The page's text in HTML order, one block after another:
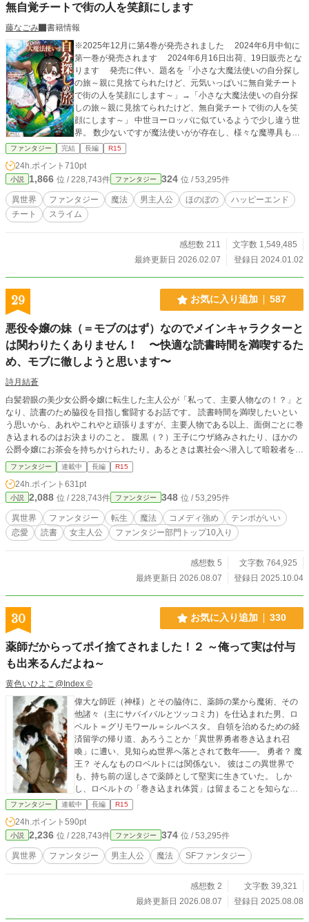
無自覚チートで街の人を笑顔にします
藤なごみ
書籍情報
※2025年12月に第4巻が発売されました 2024年6月中旬に
第一巻が発売されます 2024年6月16日出荷、19日販売とな
ります 発売に伴い、題名を「小さな大魔法使いの自分探し
の旅～親に見捨てられたけど、元気いっぱいに無自覚チート
で街の人を笑顔にします～」→「小さな大魔法使いの自分探
しの旅～親に見捨てられたけど、無自覚チートで街の人を笑
顔にします～」 中世ヨーロッパに似ているようで少し違う世
界。 数少ないですが魔法使いがが存在し、様々な魔導具も生
産され、人々の生活を支えています。 また、未開発の土地も
多く、数多くの冒険者が活動しています この世界のとある地
域では、シェルフィード王国とタターランド帝国という二つ
の国が争いを続けています 戦争を行る理由は様ながら長年戦
争をしては停戦を繰り返していて、今は辛うじて平和な時が
訪れています そんな世界の田舎で、男の子は産まれました 男
の子の両親は浪費家で、親の資産を一気に食いつぶしてしま
子を売ってしまいました 男の子は行商人に連れていかれなが
ら街道を進んでいくが、ここで行商人一行が盗賊に襲われま
分というものを探すものです 各地で出会う人との繋がりを通
にある魔法の力と向かいながら、色々な事を覚えていきます
カクヨム様と小説家になろう様にも投稿しております
ファンタジー 完結 長編 R15
24h.ポイント 710pt
小説 1,866 位 / 228,743件 ファンタジー 324 位 / 53,295件
異世界 ファンタジー 魔法 男主人公 ほのぼの
ハッピーエンド
チート
スライム
感想数 211
文字数 1,549,485
最終更新日 2026.02.07
登録日 2024.01.02
29 お気に入り追加 587
悪役令嬢の妹（＝モブのはず）なのでメインキャラクターと
は関わりたくありません！ 〜快適な読書時間を満喫するた
め、モブに徹しようと思います〜
詩月結蒼
白髪碧眼の美少女公爵令嬢に転生した主人公が「私って、主要人物なの！？」と
なり、読書のため脇役を目指し奮闘するお話です。 読書時間を満喫したいとい
う思いから、あれやこれやと頑張りますが、主要人物である以上、面倒ごとに巻
き込まれるのはお決まりのこと。 腹黒（？）王子にウザ絡みされたり、ほかの
公爵令嬢にお茶会を持ちかけられたり。あるときは裏社会へ潜入して暗殺者を従
者にし、またあるときは主要人物と婚約し……ん？ あれ？ 脇役目指してるの
に、いつのまにか逆方向に走ってる！？ ✳︎略称はあくモブです ✳︎毎週火曜日と
金曜日午前0時更新です。 ✳︎ファンタジー部門にて6位になりました。ありがと
うございます（2025年10月7日） ✳︎カクヨムでも公開しております →https://kak
uyomu.jp/works/16818093073927573146
ファンタジー 連載中 長編 R15
24h.ポイント 631pt
小説 2,088 位 / 228,743件 ファンタジー 348 位 / 53,295件
異世界 ファンタジー 転生 魔法 コメディ強め
テンポがいい
恋愛
読書 女主人公 ファンタジー部門トップ10入り
感想数 5
文字数 764,925
最終更新日 2026.08.07
登録日 2025.10.04
30 お気に入り追加 330
薬師だからってポイ捨てされました！２ ～俺って実は付与
も出来るんだよね～
黄色いひよこ@Index ©
偉大な師匠（神様）とその脇侍に、薬師の業から魔術、その
他諸々（主にサバイバルとツッコミ力）を仕込まれた男、ロ
ベルト＝グリモワール＝シルベスタ。 自領を治めるための経
済留学の帰り道、あろうことか「異世界勇者巻き込まれ召
喚」に遭い、見知らぬ世界へ落とされて数年――。 ​勇者？ 魔
王？ そんなものロベルトには関係ない。 彼はこの異世界で
も、持ち前の逞しさで薬師として堅実に生きていた。 ​しか
し、ロベルトの「巻き込まれ体質」は留まることを知らな
い。 ただでさえ災難が向こうから全力疾走してくるというの
に、彼の旅路には、戦闘力は高いが胃壁を破壊しにくる脳筋
元騎士のガリウス、そして別のベクトルでトラブルを牽引す
るお嬢様のキャロラインという、愉快で厄介な同行者たちが
加わることに。 ​この濃すぎるメンツが揃って、大人しく旅が
できるはずもなかった。 乗るだけで一苦労だった「魔獣列
独りごちた瞬間、ロベルトの頭上に最悪の影が差す。 生息し
ているはずのない最上位の危険魔獣、一本足の怪鳥『黒禽
ファンタジー 連載中 長編 R15
24h.ポイント 590pt
小説 2,236 位 / 228,743件 ファンタジー 374 位 / 53,295件
異世界 ファンタジー 男主人公 魔法 SFファンタジー
感想数 2
文字数 39,321
最終更新日 2026.08.07
登録日 2025.08.08